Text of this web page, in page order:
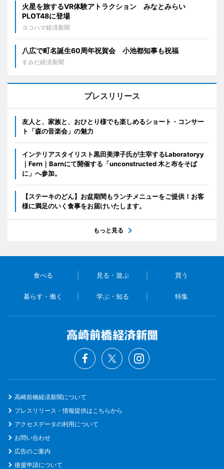
火星を旅するVR体験アトラクション みなとみらい
PLOT48に登場
ヨコハマ経済新聞
八広で町名誕生60周年祝賀会 小池都知事も祝福
すみだ経済新聞
プレスリリース
友人と、家族と、おひとり様でも楽しめるショート・コンサー
ト「森の音楽会」の魅力
インテリアスタイリスト黒田美津子氏が主宰するLaboratoryy
｜Fern｜Barnにて開催する「unconstructed 木と布をそば
に」へ参加。
【ステーキのどん】お盆期間もランチメニューをご提供！お客
様に満足のいく食事をお届けいたします。
もっと見る
食べる 見る・遊ぶ 買う
暮らす・働く 学ぶ・知る 特集
高崎前橋経済新聞について
プレスリリース・情報提供はこちらから
アクセスデータの利用について
お問い合わせ
広告のご案内
後援申請について